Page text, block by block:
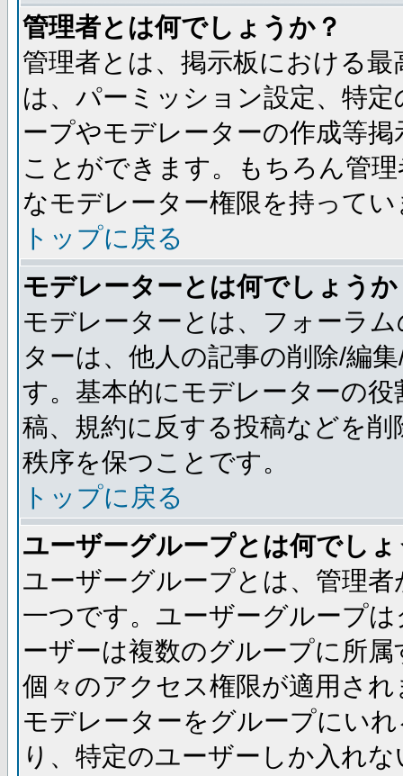
管理者とは何でしょうか？
管理者とは、掲示板における
は、パーミッション設定、特
ープやモデレーターの作成等
ことができます。もちろん管
なモデレーター権限を持ってい
トップに戻る
モデレーターとは何でしょうか
モデレーターとは、フォーラ
ターは、他人の記事の削除/編
す。基本的にモデレーターの
稿、規約に反する投稿などを
秩序を保つことです。
トップに戻る
ユーザーグループとは何でし
ユーザーグループとは、管理
一つです。ユーザーグループ
ーザーは複数のグループに所
個々のアクセス権限が適用さ
モデレーターをグループにい
り、特定のユーザーしか入れ